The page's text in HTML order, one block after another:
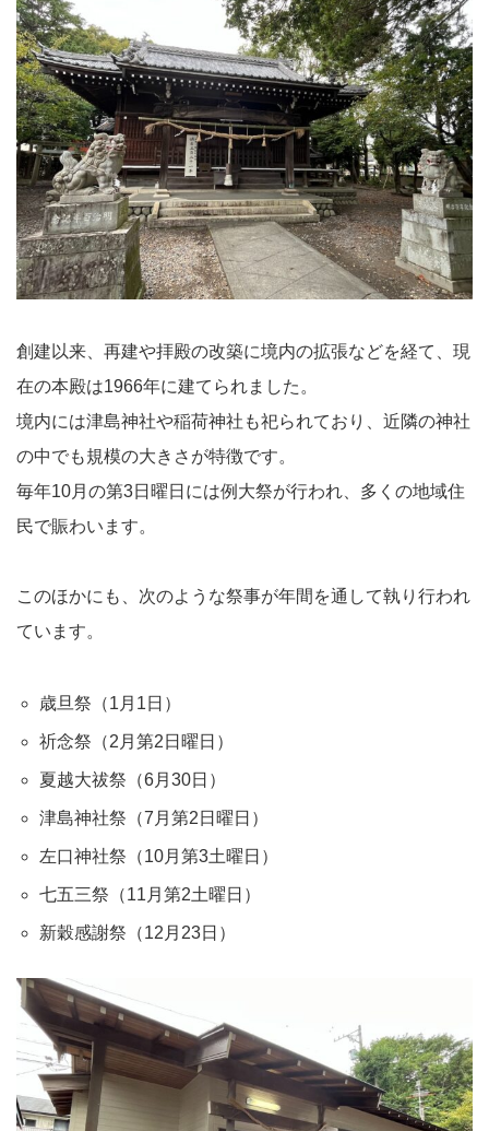
創建以来、再建や拝殿の改築に境内の拡張などを経て、現
在の本殿は1966年に建てられました。
境内には津島神社や稲荷神社も祀られており、近隣の神社
の中でも規模の大きさが特徴です。
毎年10月の第3日曜日には例大祭が行われ、多くの地域住
民で賑わいます。
このほかにも、次のような祭事が年間を通して執り行われ
ています。
歳旦祭（1月1日）
祈念祭（2月第2日曜日）
夏越大祓祭（6月30日）
津島神社祭（7月第2日曜日）
左口神社祭（10月第3土曜日）
七五三祭（11月第2土曜日）
新穀感謝祭（12月23日）